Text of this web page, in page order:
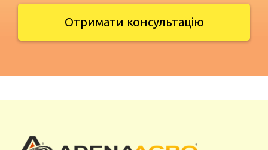
Отримати консультацію